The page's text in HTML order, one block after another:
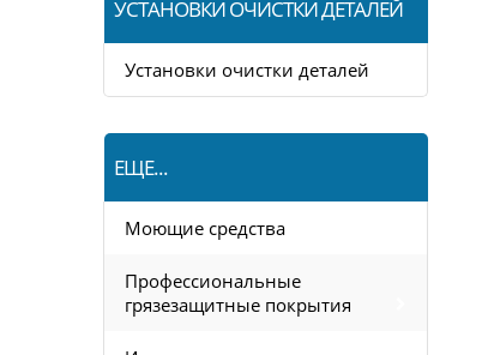
УСТАНОВКИ ОЧИСТКИ ДЕТАЛЕЙ
Установки очистки деталей
ЕЩЕ...
Моющие средства
Профессиональные
грязезащитные покрытия